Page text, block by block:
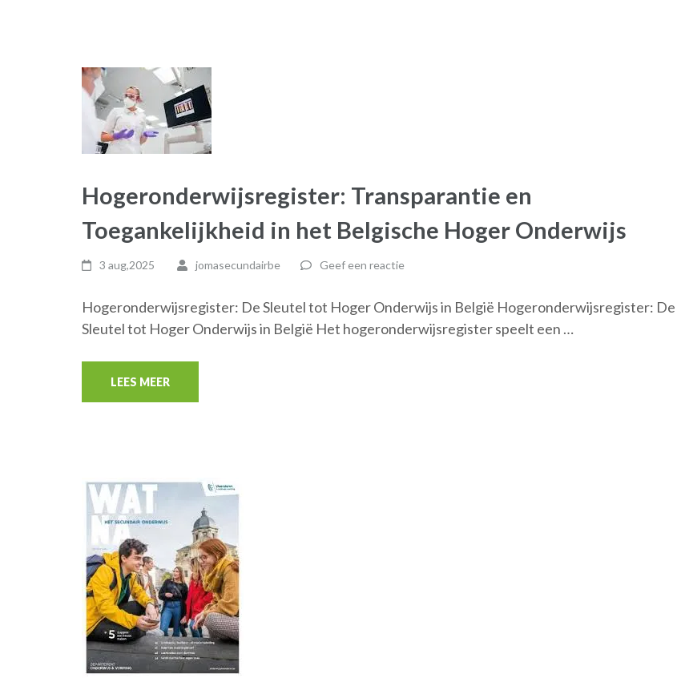
Hogeronderwijsregister: Transparantie en
Toegankelijkheid in het Belgische Hoger Onderwijs
3 aug,2025 jomasecundairbe Geef een reactie
Hogeronderwijsregister: De Sleutel tot Hoger Onderwijs in België Hogeronderwijsregister: De
Sleutel tot Hoger Onderwijs in België Het hogeronderwijsregister speelt een …
LEES MEER